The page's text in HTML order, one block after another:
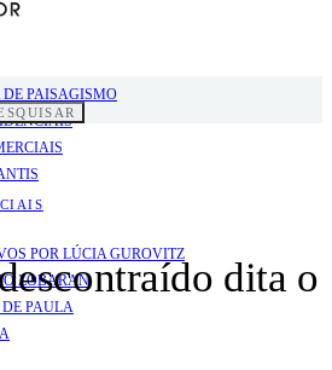
PAISAGISMO
POR LÚCIA GUROVITZ
ZOBARAN
PAULA
dita o